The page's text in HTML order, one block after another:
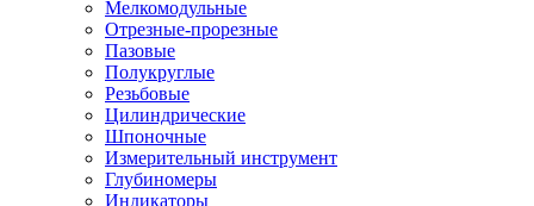
Мелкомодульные
Отрезные-прорезные
Пазовые
Полукруглые
Резьбовые
Цилиндрические
Шпоночные
Измерительный инструмент
Глубиномеры
Индикаторы